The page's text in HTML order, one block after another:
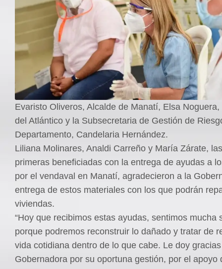
Evaristo Oliveros, Alcalde de Manatí, Elsa
del Atlántico y la Subsecretaria de Gestión de
Departamento, Candelaria Hernández.
Liliana Molinares, Analdi Carreño y María Zárate,
primeras beneficiadas con la entrega de ayudas a
por el vendaval en Manatí, agradecieron a la
entrega de estos materiales con los que podrán
viviendas.
“Hoy que recibimos estas ayudas, sentimos mucha
porque podremos reconstruir lo dañado y tratar de
vida cotidiana dentro de lo que cabe. Le doy
Gobernadora por su oportuna gestión, por el apoyo